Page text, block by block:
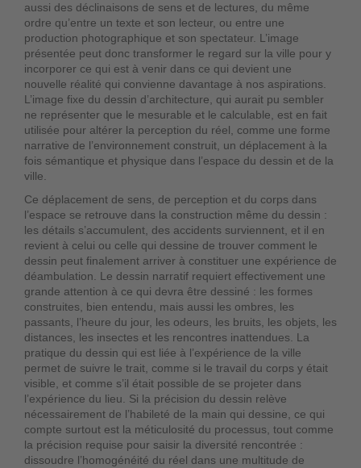
aussi des déclinaisons de sens et de lectures, du même
ordre qu’entre un texte et son lecteur, ou entre une
production photographique et son spectateur. L’image
présentée peut donc transformer le regard sur la ville pour y
incorporer ce qui est à venir dans ce qui devient une
nouvelle réalité qui convienne davantage à nos aspirations.
L’image fixe du dessin d’architecture, qui aurait pu sembler
ne représenter que le mesurable et le calculable, est en fait
utilisée pour altérer la perception du réel, comme une forme
narrative de l’environnement construit, un déplacement à la
fois sémantique et physique dans l’espace du dessin et de la
ville.
Ce déplacement de sens, de perception et du corps dans
l’espace se retrouve dans la construction même du dessin :
les détails s’accumulent, des accidents surviennent, et il en
revient à celui ou celle qui dessine de trouver comment le
dessin peut finalement arriver à constituer une expérience de
déambulation. Le dessin narratif requiert effectivement une
grande attention à ce qui devra être dessiné : les formes
construites, bien entendu, mais aussi les ombres, les
passants, l’heure du jour, les odeurs, les bruits, les objets, les
distances, les insectes et les rencontres inattendues. La
pratique du dessin qui est liée à l’expérience de la ville
permet de suivre le trait, comme si le travail du corps y était
visible, et comme s’il était possible de se projeter dans
l’expérience du lieu. Si la précision du dessin relève
nécessairement de l’habileté de la main qui dessine, ce qui
compte surtout est la méticulosité du processus, tout comme
la précision requise pour saisir la diversité rencontrée :
dissoudre l’homogénéité du réel dans une multitude de